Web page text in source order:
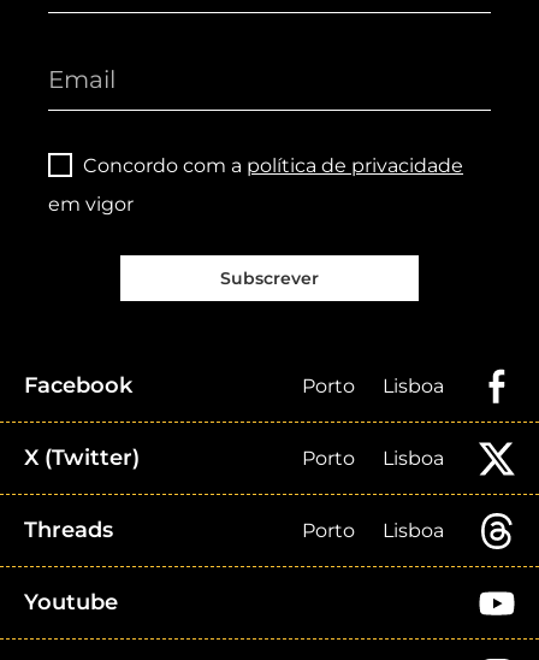
Concordo com a política de privacidade
em vigor
Subscrever
Facebook Porto Lisboa
X (Twitter) Porto Lisboa
Threads Porto Lisboa
Youtube